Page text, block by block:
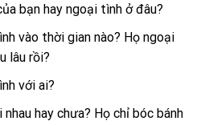
bạn hay ngoại tình ở đâu?
vào thời gian nào? Họ ngoại
lâu rồi?
với ai?
hay chưa? Họ chỉ bóc bánh